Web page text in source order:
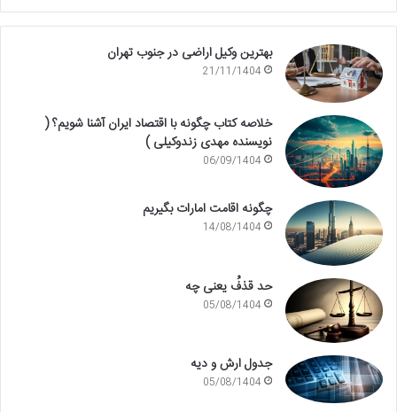
بهترین وکیل اراضی در جنوب تهران
21/11/1404
خلاصه کتاب چگونه با اقتصاد ایران آشنا شویم؟ (
نویسنده مهدی زندوکیلی )
06/09/1404
چگونه اقامت امارات بگیریم
14/08/1404
حد قذفُ یعنی چه
05/08/1404
جدول ارش و دیه
05/08/1404